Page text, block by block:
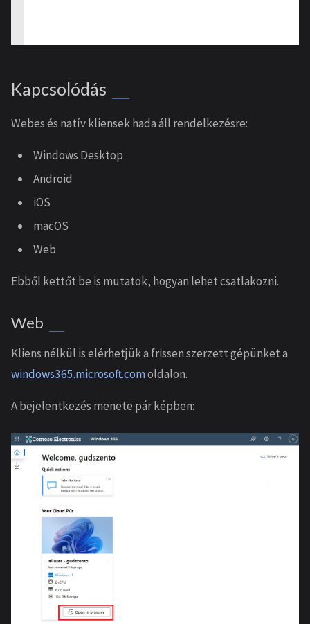
Kapcsolódás
Webes és natív kliensek hada áll rendelkezésre:
Windows Desktop
Android
iOS
macOS
Web
Ebből kettőt be is mutatok, hogyan lehet csatlakozni.
Web
Kliens nélkül is elérhetjük a frissen szerzett gépünket a
windows365.microsoft.comoldalon.
A bejelentkezés menete pár képben: